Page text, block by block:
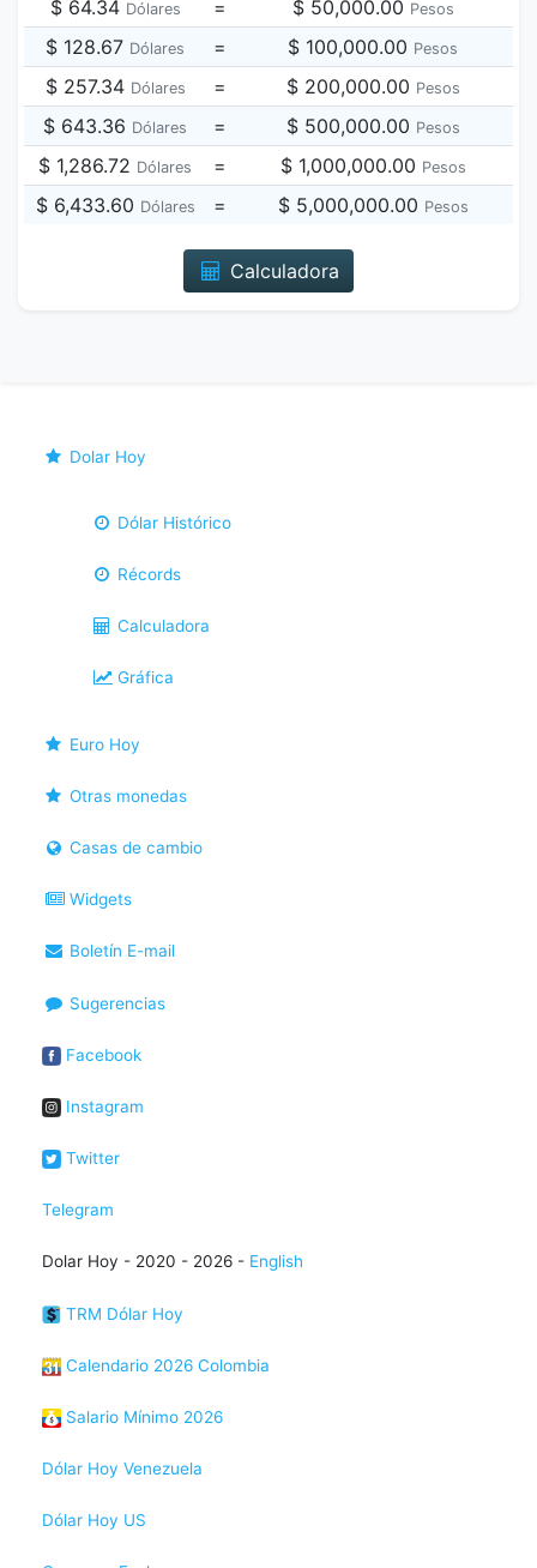
$ 64.34 Dólares = $ 50,000.00 Pesos
$ 128.67 Dólares = $ 100,000.00 Pesos
$ 257.34 Dólares = $ 200,000.00 Pesos
$ 643.36 Dólares = $ 500,000.00 Pesos
$ 1,286.72 Dólares = $ 1,000,000.00 Pesos
$ 6,433.60 Dólares = $ 5,000,000.00 Pesos
Calculadora
Dolar Hoy
Dólar Histórico
Récords
Calculadora
Gráfica
Euro Hoy
Otras monedas
Casas de cambio
Widgets
Boletín E-mail
Sugerencias
Facebook
Instagram
Twitter
Telegram
Dolar Hoy - 2020 - 2026 - English
TRM Dólar Hoy
Calendario 2026 Colombia
Salario Mínimo 2026
Dólar Hoy Venezuela
Dólar Hoy US